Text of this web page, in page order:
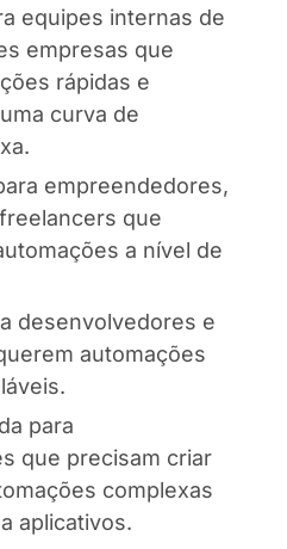
equipes internas de
empresas que
rápidas e
curva de
empreendedores,
que
a nível de
desenvolvedores e
automações
para
que precisam criar
complexas
aplicativos.